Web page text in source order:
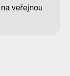
veřejnou